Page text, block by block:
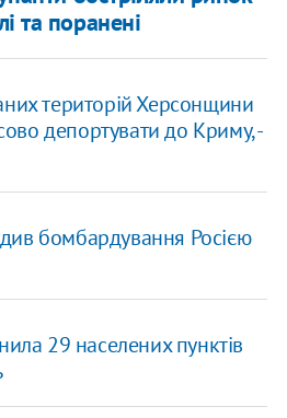
та поранені
територій Херсонщини
депортувати до Криму, -
бомбардування Росією
29 населених пунктів